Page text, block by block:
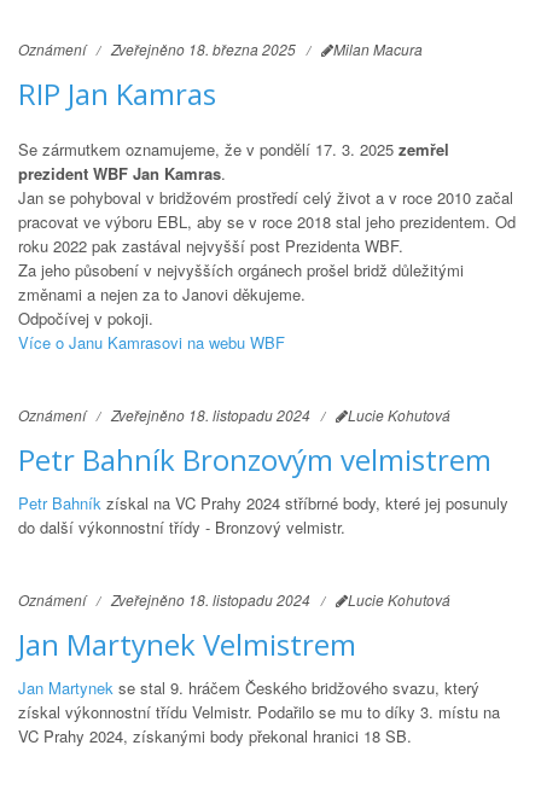
Oznámení Zveřejněno 18. března 2025 Milan Macura
RIP Jan Kamras
Se zármutkem oznamujeme, že v pondělí 17. 3. 2025 zemřel
prezident WBF Jan Kamras.
Jan se pohyboval v bridžovém prostředí celý život a v roce 2010 začal
pracovat ve výboru EBL, aby se v roce 2018 stal jeho prezidentem. Od
roku 2022 pak zastával nejvyšší post Prezidenta WBF.
Za jeho působení v nejvyšších orgánech prošel bridž důležitými
změnami a nejen za to Janovi děkujeme.
Odpočívej v pokoji.
Více o Janu Kamrasovi na webu WBF
Oznámení Zveřejněno 18. listopadu 2024 Lucie Kohutová
Petr Bahník Bronzovým velmistrem
Petr Bahník získal na VC Prahy 2024 stříbrné body, které jej posunuly
do další výkonnostní třídy - Bronzový velmistr.
Oznámení Zveřejněno 18. listopadu 2024 Lucie Kohutová
Jan Martynek Velmistrem
Jan Martynek se stal 9. hráčem Českého bridžového svazu, který
získal výkonnostní třídu Velmistr. Podařilo se mu to díky 3. místu na
VC Prahy 2024, získanými body překonal hranici 18 SB.